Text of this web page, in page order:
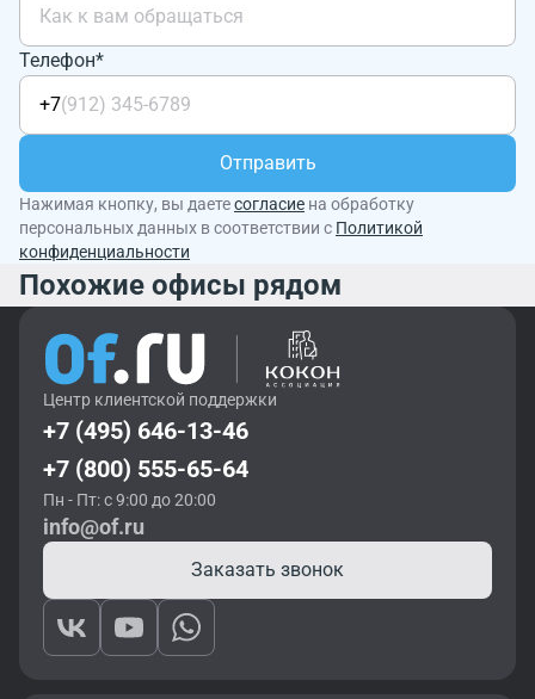
Телефон*
+7
Отправить
Нажимая кнопку, вы даетесогласие на обработку
персональных данных в соответствии с Политикой
конфиденциальности
Похожие офисы рядом
Центр клиентской поддержки
+7 (495) 646-13-46
+7 (800) 555-65-64
Пн - Пт: с 9:00 до 20:00
info@of.ru
Заказать звонок